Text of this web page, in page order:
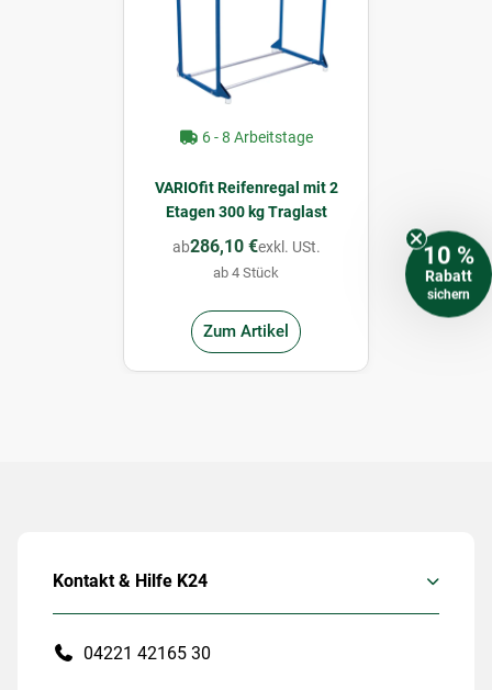
6 - 8 Arbeitstage
VARIOfit Reifenregal mit 2
Etagen 300 kg Traglast
ab286,10 €exkl. USt.
ab 4 Stück
Zum Artikel
Kontakt & Hilfe K24
04221 42165 30
10 %
Rabatt
sichern